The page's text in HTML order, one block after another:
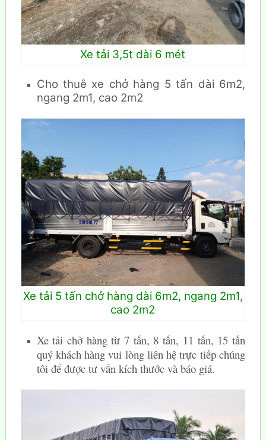
Xe tải 3,5t dài 6 mét
Cho thuê xe chở hàng 5 tấn dài 6m2,
ngang 2m1, cao 2m2
Xe tải 5 tấn chở hàng dài 6m2, ngang 2m1,
cao 2m2
Xe tải chở hàng từ 7 tấn, 8 tấn, 11 tấn, 15 tấn
quý khách hàng vui lòng liên hệ trực tiếp chúng
tôi để được tư vấn kích thước và báo giá.